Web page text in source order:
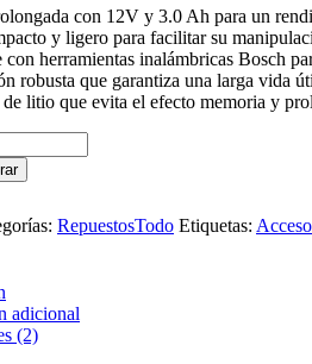
con 12V y 3.0 Ah para un
y ligero para facilitar su
herramientas inalámbricas Bosch
robusta que garantiza una larga vida
litio que evita el efecto memoria y
RepuestosTodo Etiquetas:
adicional
(2)